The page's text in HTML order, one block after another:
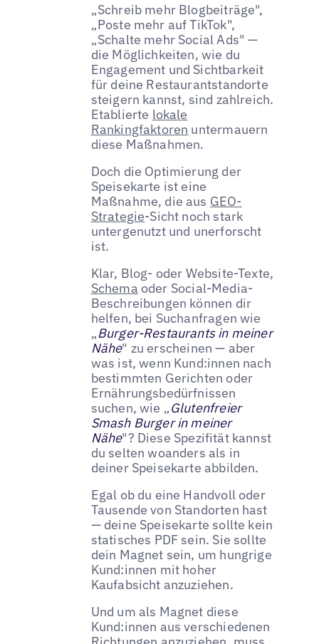
„Schreib mehr Blogbeiträge",
„Poste mehr auf TikTok",
„Schalte mehr Social Ads" —
die Möglichkeiten, wie du
Engagement und Sichtbarkeit
für deine Restaurantstandorte
steigern kannst, sind zahlreich.
Etablierte lokale
Rankingfaktoren untermauern
diese Maßnahmen.
Doch die Optimierung der
Speisekarte ist eine
Maßnahme, die aus GEO-
Strategie-Sicht noch stark
untergenutzt und unerforscht
ist.
Klar, Blog- oder Website-Texte,
Schema oder Social-Media-
Beschreibungen können dir
helfen, bei Suchanfragen wie
„Burger-Restaurants in meiner
Nähe" zu erscheinen — aber
was ist, wenn Kund:innen nach
bestimmten Gerichten oder
Ernährungsbedürfnissen
suchen, wie „Glutenfreier
Smash Burger in meiner
Nähe"? Diese Spezifität kannst
du selten woanders als in
deiner Speisekarte abbilden.
Egal ob du eine Handvoll oder
Tausende von Standorten hast
— deine Speisekarte sollte kein
statisches PDF sein. Sie sollte
dein Magnet sein, um hungrige
Kund:innen mit hoher
Kaufabsicht anzuziehen.
Und um als Magnet diese
Kund:innen aus verschiedenen